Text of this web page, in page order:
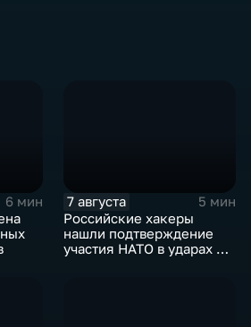
6 мин
7 августа
5 мин
Российские хакеры
нашли подтверждение
участия НАТО в ударах по